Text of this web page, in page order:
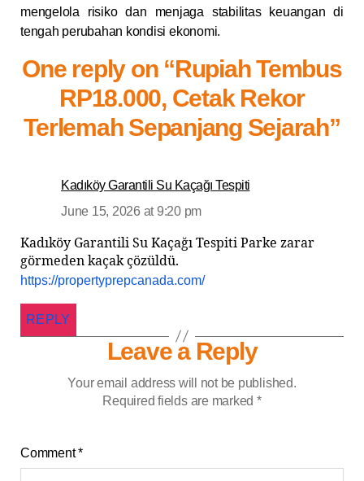
mengelola risiko dan menjaga stabilitas keuangan di
tengah perubahan kondisi ekonomi.
One reply on “Rupiah Tembus
RP18.000, Cetak Rekor
Terlemah Sepanjang Sejarah”
Kadıköy Garantili Su Kaçağı Tespiti
June 15, 2026 at 9:20 pm
Kadıköy Garantili Su Kaçağı Tespiti Parke zarar
görmeden kaçak çözüldü.
https://propertyprepcanada.com/
REPLY
Leave a Reply
Your email address will not be published.
Required fields are marked *
Comment*